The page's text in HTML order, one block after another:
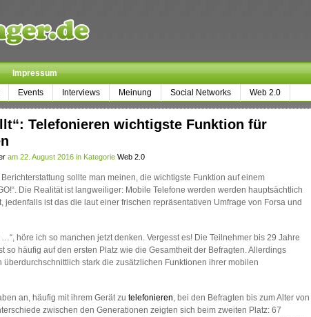
Impressum
Events Interviews Meinung Social Networks Web 2.0
Telefonieren wichtigste Funktion für
am 22. August 2016 in Kategorie Web 2.0
sollte man meinen, die wichtigste Funktion auf einem
Die Realität ist langweiliger: Mobile Telefone werden werden hauptsächtlich
jedenfalls ist das die laut einer frischen repräsentativen Umfrage von Forsa und
höre ich so manchen jetzt denken. Vergesst es! Die Teilnehmer bis 29 Jahre
so häufig auf den ersten Platz wie die Gesamtheit der Befragten. Allerdings
stark die zusätzlichen Funktionen ihrer mobilen
an, häufig mit ihrem Gerät zu telefonieren, bei den Befragten bis zum Alter von
zwischen den Generationen zeigten sich beim zweiten Platz: 67